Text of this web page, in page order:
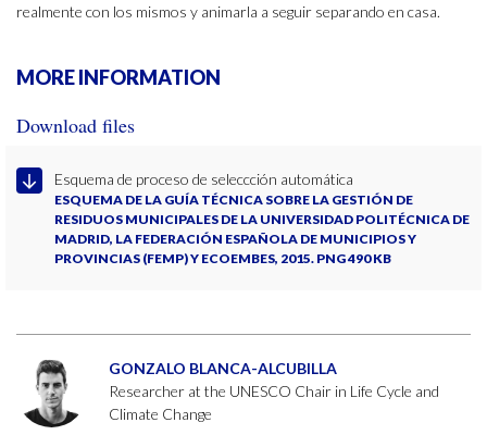
realmente con los mismos y animarla a seguir separando en casa.
MORE INFORMATION
Download files
Esquema de proceso de seleccción automática
ESQUEMA DE LA GUÍA TÉCNICA SOBRE LA GESTIÓN DE
RESIDUOS MUNICIPALES DE LA UNIVERSIDAD POLITÉCNICA DE
MADRID, LA FEDERACIÓN ESPAÑOLA DE MUNICIPIOS Y
PROVINCIAS (FEMP) Y ECOEMBES, 2015. PNG 490 KB
GONZALO BLANCA-ALCUBILLA
Researcher at the UNESCO Chair in Life Cycle and
Climate Change